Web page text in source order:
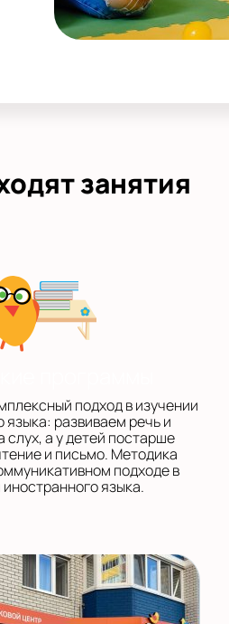
занятия
подход в изучении
языка: развиваем речь и
слух, а у детей постарше
и письмо. Методика
подходе в
языка.